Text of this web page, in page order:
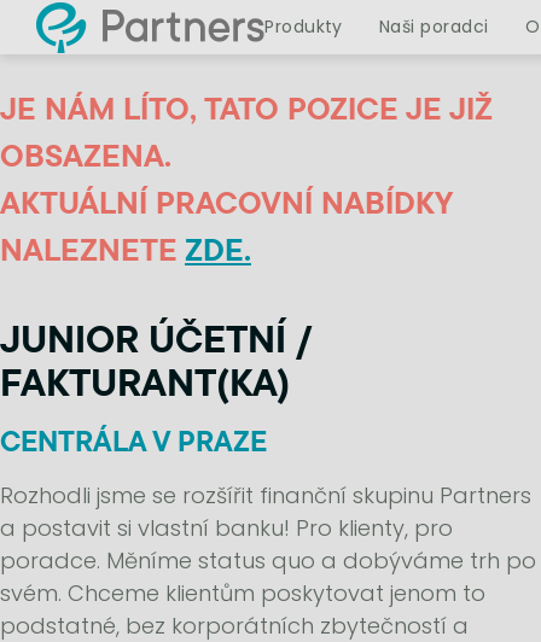
Produkty Naši poradci
JE NÁM LÍTO, TATO POZICE JE JIŽ
OBSAZENA.
AKTUÁLNÍ PRACOVNÍ NABÍDKY
NALEZNETE ZDE.
JUNIOR ÚČETNÍ /
FAKTURANT(KA)
CENTRÁLA V PRAZE
Rozhodli jsme se rozšířit finanční skupinu Partners
a postavit si vlastní banku! Pro klienty, pro
poradce. Měníme status quo a dobýváme trh po
svém. Chceme klientům poskytovat jenom to
podstatné, bez korporátních zbytečností a